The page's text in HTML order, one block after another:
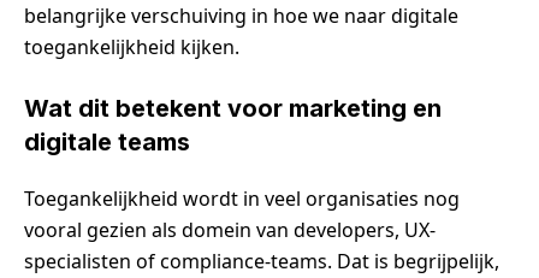
belangrijke verschuiving in hoe we naar digitale
toegankelijkheid kijken.
Wat dit betekent voor marketing en
digitale teams
Toegankelijkheid wordt in veel organisaties nog
vooral gezien als domein van developers, UX-
specialisten of compliance-teams. Dat is begrijpelijk,